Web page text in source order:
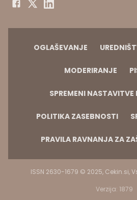
OGLAŠEVANJE
MODERIRANJE
SPREMENI
POLITIKA ZASEBNOSTI
PRAVILA RAVNANJA ZA
ISSN 2630-1679 © 2025, Cekin.si,
Verzija: 1879